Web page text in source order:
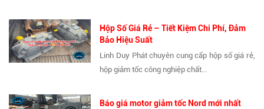
Hộp Số Giá Rẻ – Tiết Kiệm Chi Phí, Đảm
Bảo Hiệu Suất
Linh Duy Phát chuyên cung cấp hộp số giá rẻ,
hộp giảm tốc công nghiệp chất...
Báo giá motor giảm tốc Nord mới nhất